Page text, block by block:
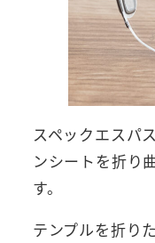
スペックエスパ
ンシートを折り
す。
テンプルを折り